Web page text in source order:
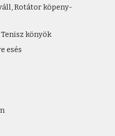
Rotátor köpeny-
könyök
esés